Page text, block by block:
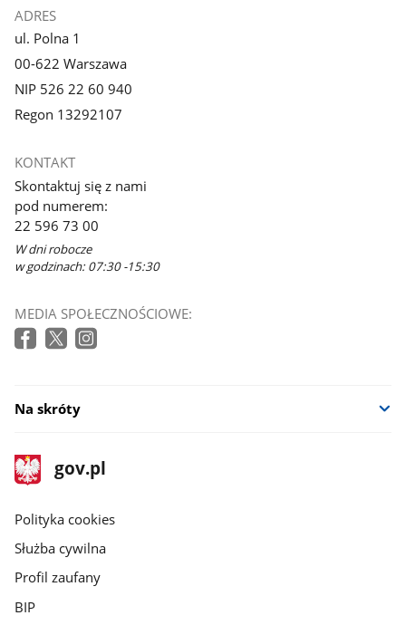
ADRES
ul. Polna 1
00-622 Warszawa
NIP 526 22 60 940
Regon 13292107
KONTAKT
Skontaktuj się z nami
pod numerem:
22 596 73 00
W dni robocze
w godzinach: 07:30 -15:30
MEDIA SPOŁECZNOŚCIOWE:
Na skróty
stopka
gov.pl
Strona
gov.pl
gov.pl
Polityka cookies
Służba cywilna
Profil zaufany
BIP